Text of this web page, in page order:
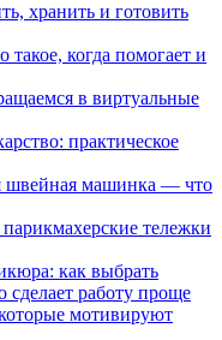
хранить и готовить
такое, когда помогает и
в виртуальные
практическое
швейная машинка — что
тележки
как выбрать
сделает работу проще
мотивируют